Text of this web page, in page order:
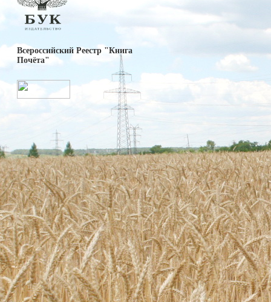
Всероссийский Реестр "Книга
Почёта"